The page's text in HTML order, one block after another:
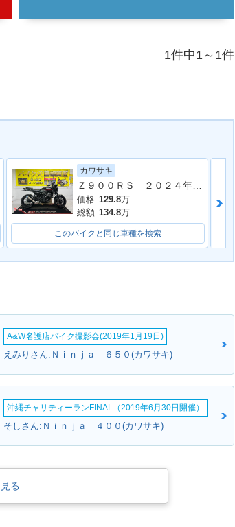
1件中1～1件
カワサキ
Ｚ９００ＲＳ ２０２４年モデル 社外フルエキマフラー フェンダーレス ラジエーターカバー タンデムバー シート カスタム多数
価格: 129.8万
総額: 134.8万
このバイクと同じ車種を検索
A&W名護店バイク撮影会(2019年1月19日)
えみりさん:Ｎｉｎｊａ ６５０(カワサキ)
沖縄チャリティーランFINAL（2019年6月30日開催）
そしさん:Ｎｉｎｊａ ４００(カワサキ)
る